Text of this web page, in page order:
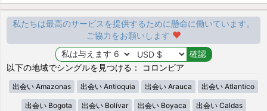
私たちは最高のサービスを提供するために懸命に働いています。
ご協力をお願いします
以下の地域でシングルを見つける： コロンビア
出会い Amazonas 出会い Antioquia 出会い Arauca 出会い Atlantico
出会い Bogota 出会い Bolívar 出会い Boyaca 出会い Caldas